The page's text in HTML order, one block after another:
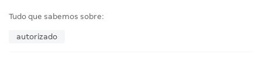
Tudo que sabemos sobre:
autorizado